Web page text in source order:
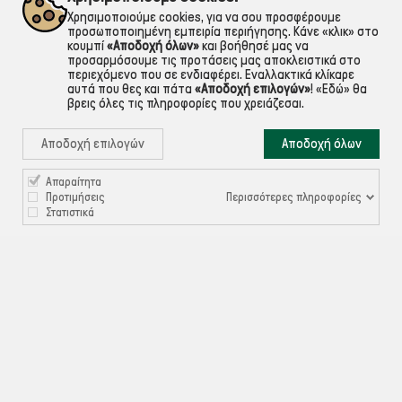
ΠΛΗΡΟΦΟΡΙΕΣ 
ΧΡΉΣΙΜΑ 
Χρησιμοποιούμε cookies, για να σου προσφέρουμε
προσωποποιημένη εμπειρία περιήγησης. Κάνε «κλικ» στο
κουμπί«Αποδοχή όλων»και βοήθησέ μας να
προσαρμόσουμε τις προτάσεις μας αποκλειστικά στο
περιεχόμενο που σε ενδιαφέρει. Εναλλακτικά κλίκαρε
αυτά που θες και πάτα «Αποδοχή επιλογών»! «Εδώ» θα
βρεις όλες τις πληροφορίες που χρειάζεσαι.
Αποδοχή επιλογών Αποδοχή όλων
Απαραίτητα
Προτιμήσεις
Στατιστικά
Περισσότερες πληροφορίες